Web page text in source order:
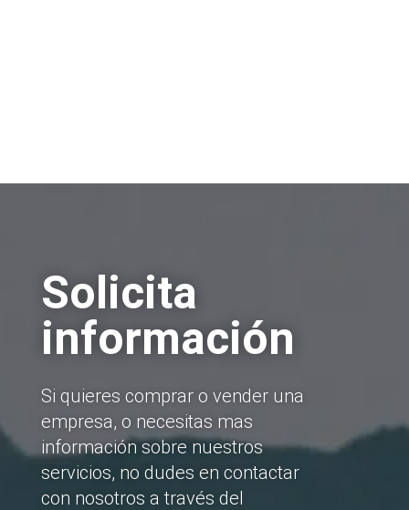
Solicita
información
Si quieres comprar o vender una
empresa, o necesitas mas
información sobre nuestros
servicios, no dudes en contactar
con nosotros a través del